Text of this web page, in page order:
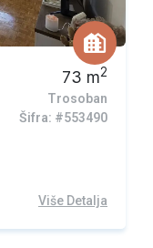
73 m2
Trosoban
Šifra: #553490
Više Detalja